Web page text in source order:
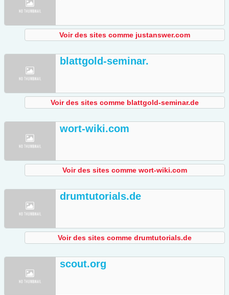
Voir des sites comme justanswer.com
blattgold-seminar.
Voir des sites comme blattgold-seminar.de
wort-wiki.com
Voir des sites comme wort-wiki.com
drumtutorials.de
Voir des sites comme drumtutorials.de
scout.org